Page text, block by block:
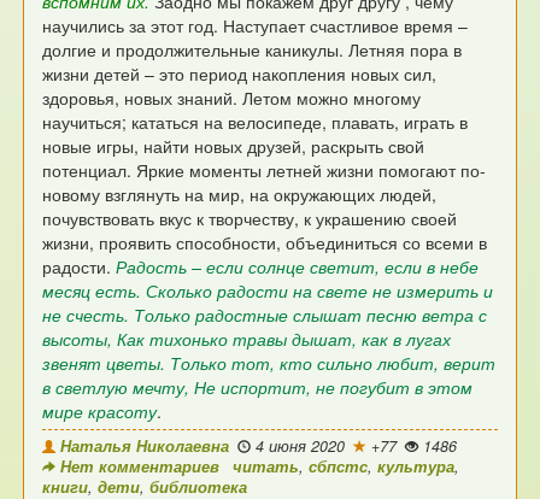
научились за этот год. Наступает счастливое время –
долгие и продолжительные каникулы. Летняя пора в
жизни детей – это период накопления новых сил,
здоровья, новых знаний.Летом можно многому
научиться; кататься на велосипеде, плавать, играть в
новые игры, найти новых друзей, раскрыть свой
потенциал. Яркие моменты летней жизни помогают по-
новому взглянуть на мир, на окружающих людей,
почувствовать вкус к творчеству, к украшению своей
жизни, проявить способности, объединиться со всеми в
радости. Радость – если солнце светит, если в небе
месяц есть. Сколько радости на свете не измерить и
не счесть. Только радостные слышат песню ветра с
высоты, Как тихонько травы дышат, как в лугах
звенят цветы. Только тот, кто сильно любит, верит
в светлую мечту, Не испортит, не погубит в этом
мире красоту.
Наталья Николаевна 4 июня 2020 +77
1486
Нет комментариев
читать,сбпстс,культура,
книги,дети,библиотека